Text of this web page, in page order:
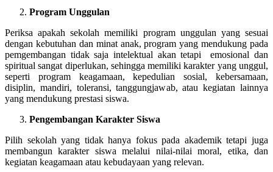
Program Unggulan
Periksa apakah sekolah memiliki program unggulan yang sesuai
dengan kebutuhan dan minat anak, program yang mendukung pada
pemgembangan tidak saja intelektual akan tetapi emosional dan
spiritual sangat diperlukan, sehingga memiliki karakter yang unggul,
seperti program keagamaan, kepedulian sosial, kebersamaan,
disiplin, mandiri, toleransi, tanggungjawab, atau kegiatan lainnya
yang mendukung prestasi siswa.
Pengembangan Karakter Siswa
Pilih sekolah yang tidak hanya fokus pada akademik tetapi juga
membangun karakter siswa melalui nilai-nilai moral, etika, dan
kegiatan keagamaan atau kebudayaan yang relevan.